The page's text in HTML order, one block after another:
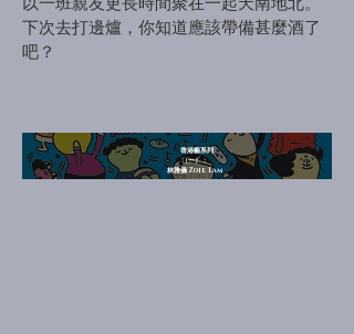
下次去打邊爐，你知道應該帶備甚麼酒了
吧？
香港藝系列
（一）：
林雅儀 Zoie Lam